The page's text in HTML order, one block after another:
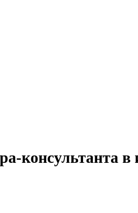
консультанта